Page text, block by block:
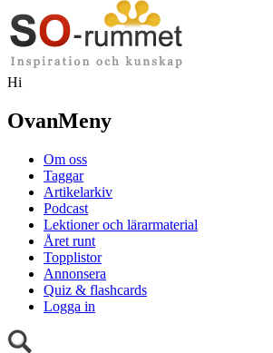
Hi
OvanMeny
Om oss
Taggar
Artikelarkiv
Podcast
Lektioner och lärarmaterial
Året runt
Topplistor
Annonsera
Quiz & flashcards
Logga in